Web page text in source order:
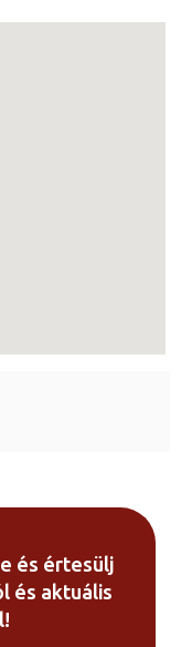
és értesülj
és aktuális